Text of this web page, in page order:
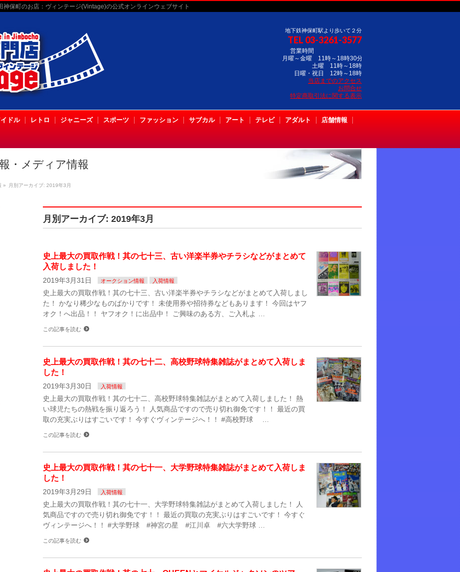
保町のお店：ヴィンテージ(Vintage)の公式オンラインウェブサイト
地下鉄神保町駅より歩いて２分
TEL 03-3261-3577
営業時間
月曜～金曜 11時～18時30分
土曜 11時～18時
日曜・祝日 12時～18時
当店までのアクセス
お問合せ
特定商取引法に関する表示
ドル レトロ ジャニーズ スポーツ ファッション サブカル アート テレビ アダルト 店舗情報
・メディア情報
» 月別アーカイブ: 2019年3月
月別アーカイブ: 2019年3月
史上最大の買取作戦！其の七十三、古い洋楽半券やチラシなどがまとめて
入荷しました！
2019年3月31日 オークション情報 入荷情報
史上最大の買取作戦！其の七十三、古い洋楽半券やチラシなどがまとめて入荷しまし
た！ かなり稀少なものばかりです！ 未使用券や招待券などもあります！ 今回はヤフ
オク！へ出品！！ ヤフオク！に出品中！ ご興味のある方、ご入札よ …
この記事を読む
史上最大の買取作戦！其の七十二、高校野球特集雑誌がまとめて入荷しま
した！
2019年3月30日 入荷情報
史上最大の買取作戦！其の七十二、高校野球特集雑誌がまとめて入荷しました！ 熱
い球児たちの熱戦を振り返ろう！ 人気商品ですので売り切れ御免です！！ 最近の買
取の充実ぶりはすごいです！ 今すぐヴィンテージへ！！ #高校野球 …
この記事を読む
史上最大の買取作戦！其の七十一、大学野球特集雑誌がまとめて入荷しま
した！
2019年3月29日 入荷情報
史上最大の買取作戦！其の七十一、大学野球特集雑誌がまとめて入荷しました！ 人
気商品ですので売り切れ御免です！！ 最近の買取の充実ぶりはすごいです！ 今すぐ
ヴィンテージへ！！ #大学野球 #神宮の星 #江川卓 #六大学野球 …
この記事を読む